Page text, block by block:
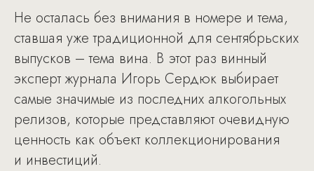
Не осталась без внимания в номере и тема,
ставшая уже традиционной для сентябрьских
выпусков – тема вина. В этот раз винный
эксперт журнала Игорь Сердюк выбирает
самые значимые из последних алкогольных
релизов, которые представляют очевидную
ценность как объект коллекционирования
и инвестиций.